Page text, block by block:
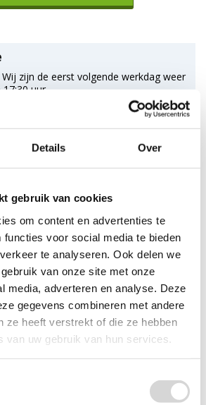
Details Over
gebruik van cookies
om content en advertenties te
functies voor social media te bieden
te analyseren. Ook delen we
van onze site met onze
media, adverteren en analyse. Deze
gegevens combineren met andere
ze heeft verstrekt of die ze hebben
van uw gebruik van hun services.
zijn de eerst volgende werkdag weer
uur.
479195
Vraag een speciale prijs op bij ons, wij